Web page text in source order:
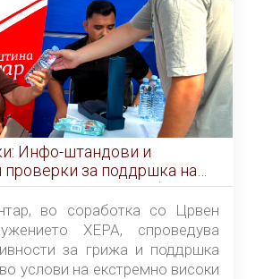
Инфо-штандови и
проверки за поддршка на
на топлотен бран
во соработка со Црвен
ХЕРА, спроведува
за грижа и поддршка
услови на екстремно високи